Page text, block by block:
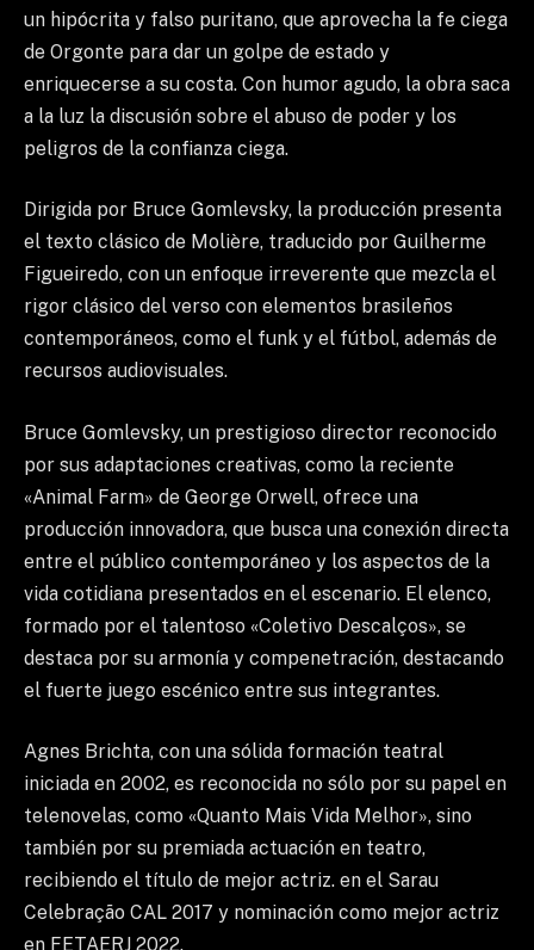
un hipócrita y falso puritano, que aprovecha la fe ciega
de Orgonte para dar un golpe de estado y
enriquecerse a su costa. Con humor agudo, la obra saca
a la luz la discusión sobre el abuso de poder y los
peligros de la confianza ciega.
Dirigida por Bruce Gomlevsky, la producción presenta
el texto clásico de Molière, traducido por Guilherme
Figueiredo, con un enfoque irreverente que mezcla el
rigor clásico del verso con elementos brasileños
contemporáneos, como el funk y el fútbol, ​​además de
recursos audiovisuales.
Bruce Gomlevsky, un prestigioso director reconocido
por sus adaptaciones creativas, como la reciente
«Animal Farm» de George Orwell, ofrece una
producción innovadora, que busca una conexión directa
entre el público contemporáneo y los aspectos de la
vida cotidiana presentados en el escenario. El elenco,
formado por el talentoso «Coletivo Descalços», se
destaca por su armonía y compenetración, destacando
el fuerte juego escénico entre sus integrantes.
Agnes Brichta, con una sólida formación teatral
iniciada en 2002, es reconocida no sólo por su papel en
telenovelas, como «Quanto Mais Vida Melhor», sino
también por su premiada actuación en teatro,
recibiendo el título de mejor actriz. en el Sarau
Celebração CAL 2017 y nominación como mejor actriz
en FETAERJ 2022.